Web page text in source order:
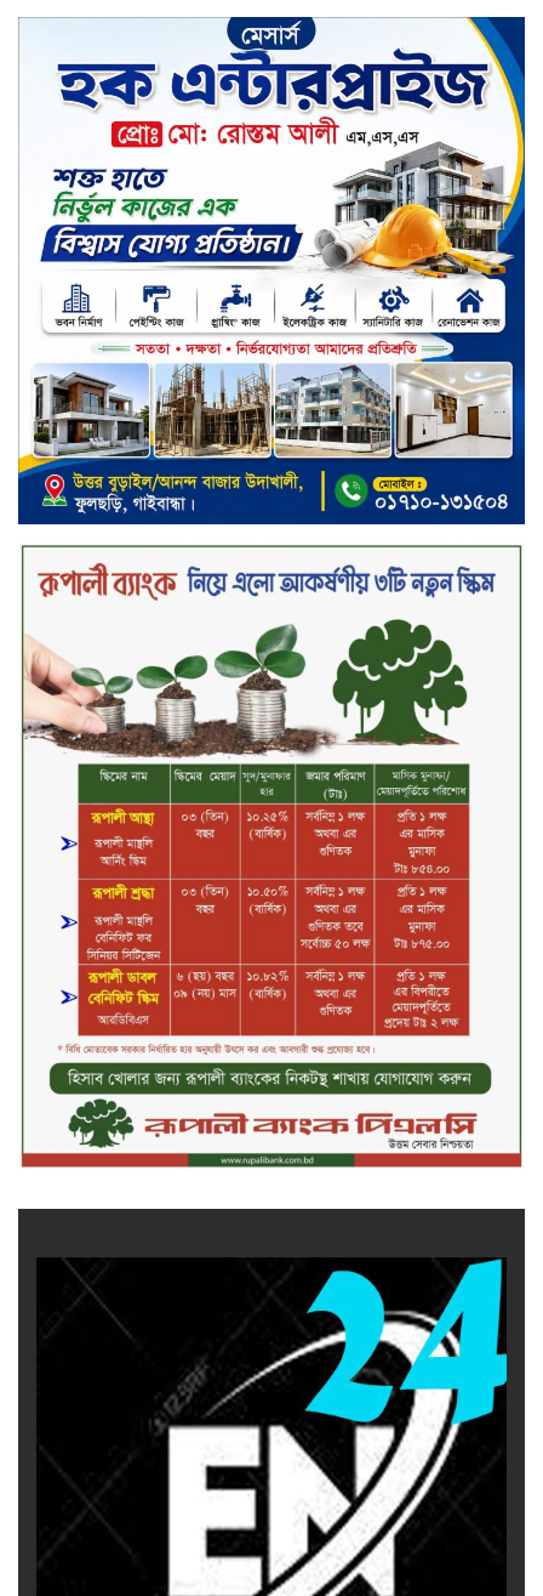
সপ্তাহের শেষ কার্যদিবসে লেনদেনের
তালিকায় শীর্ষে উঠে এসেছে শার্প
ইন্ডাস্ট্রিজ
সপ্তাহের শেষ কার্যদিবসে দরপতনের
শীর্ষে সেনা ইন্স্যুরেন্স
সপ্তাহের শেষ কার্যদিবসে দরবৃদ্ধির শীর্ষে
নিটল ইন্স্যুরেন্স
সিলেটের ওসমানীনগরে দুই বাসের
মুখোমুখি সংঘর্ষে ৮ জন নিহত
২০২৯ সালের মধ্যে বাংলাদেশের
সবচেয়ে বিশ্বস্ত, টেকসই ও ক্যাশলেস
ব্যাংক হওয়ার লক্ষ্য নিয়ে ‘ভিশন ২০২৯’
উন্মোচন করল কমিউনিটি ব্যাংক
শিক্ষার্থীদের জন্য দারাজে এক্সক্লুসিভ
ডিসকাউন্ট নিয়ে আসছে রিয়েলমি
সি১০০এক্স
পরিবারের কাছে কিশোরের কান্নাজড়িত
কণ্ঠ শোনিয়ে ১২ লাখ টাকা মুক্তিপণ
দাবি, টাকা না পেয়ে শ্বাসরোধে হত্যা—
আলোচিত রাফিজ হত্যা মামলার অন্যতম
আসামি গাজীপুর থেকে গ্রেফতার
নড়াইলে বিএনপির ৬ নেতার
বহিষ্কারাদেশ প্রত্যাহার